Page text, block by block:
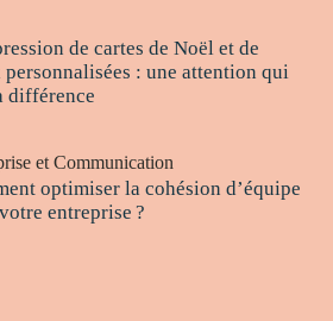
de cartes de Noël et de
: une attention qui
différence
et Communication
optimiser la cohésion d’équipe
entreprise ?